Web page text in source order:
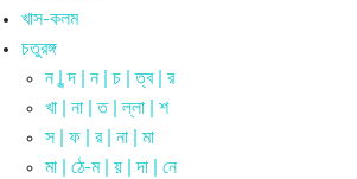
খাস-কলম
চতুরঙ্গ
ন | ন্দ | ন | চ | ত্ব | র
খা | না | ত | ল্লা | শ
স | ফ | র | না | মা
মা | ঠে-ম | য় | দা | নে